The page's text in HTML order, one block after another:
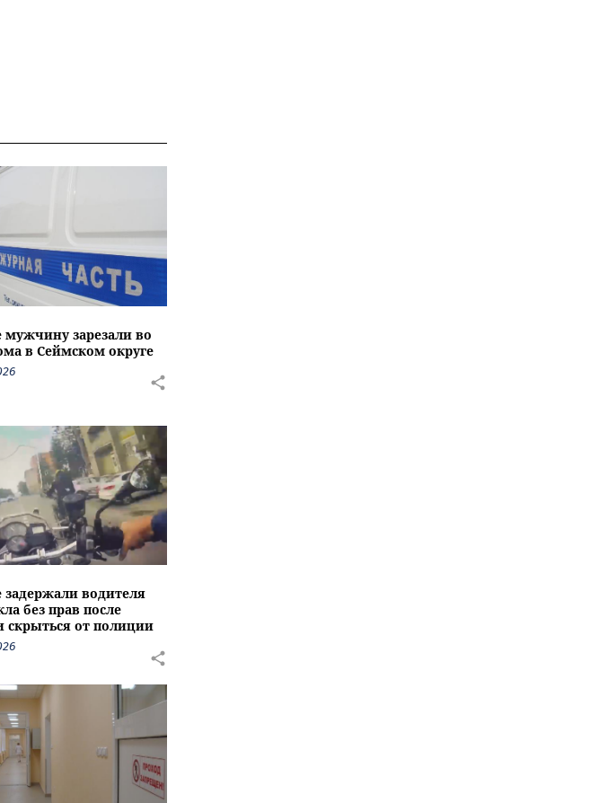
мужчину зарезали во
в Сеймском округе
задержали водителя
без прав после
скрыться от полиции